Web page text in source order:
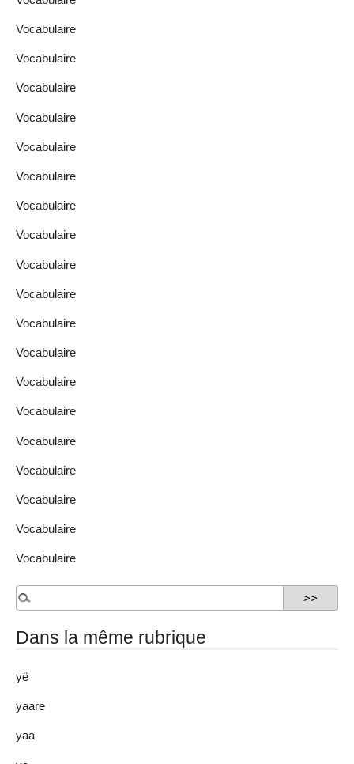
Vocabulaire
Vocabulaire
Vocabulaire
Vocabulaire
Vocabulaire
Vocabulaire
Vocabulaire
Vocabulaire
Vocabulaire
Vocabulaire
Vocabulaire
Vocabulaire
Vocabulaire
Vocabulaire
Vocabulaire
Vocabulaire
Vocabulaire
Vocabulaire
Vocabulaire
Dans la même rubrique
yë
yaare
yaa